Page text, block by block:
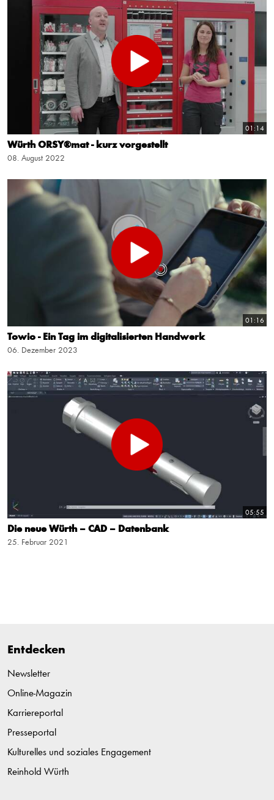
01:14
Würth ORSY®mat - kurz vorgestellt
08. August 2022
01:16
Towio - Ein Tag im digitalisierten Handwerk
06. Dezember 2023
05:55
Die neue Würth – CAD – Datenbank
25. Februar 2021
Entdecken
Newsletter
Online-Magazin
Karriereportal
Presseportal
Kulturelles und soziales Engagement
Reinhold Würth